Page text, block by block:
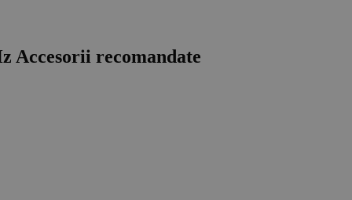
Accesorii recomandate